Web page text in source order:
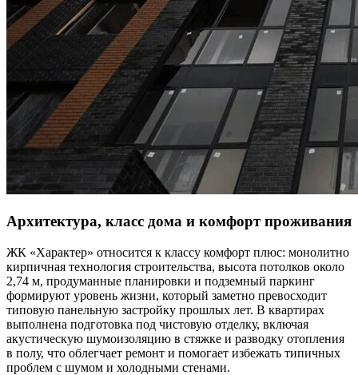
Архитектура, класс дома и комфорт проживания
ЖК «Характер» относится к классу комфорт плюс: монолитно
кирпичная технология строительства, высота потолков около
2,74 м, продуманные планировки и подземный паркинг
формируют уровень жизни, который заметно превосходит
типовую панельную застройку прошлых лет. В квартирах
выполнена подготовка под чистовую отделку, включая
акустическую шумоизоляцию в стяжке и разводку отопления
в полу, что облегчает ремонт и помогает избежать типичных
проблем с шумом и холодными стенами.